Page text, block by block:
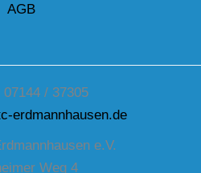
AGB
07144 / 37305
erdmannhausen.de
e.V.
Weg 4